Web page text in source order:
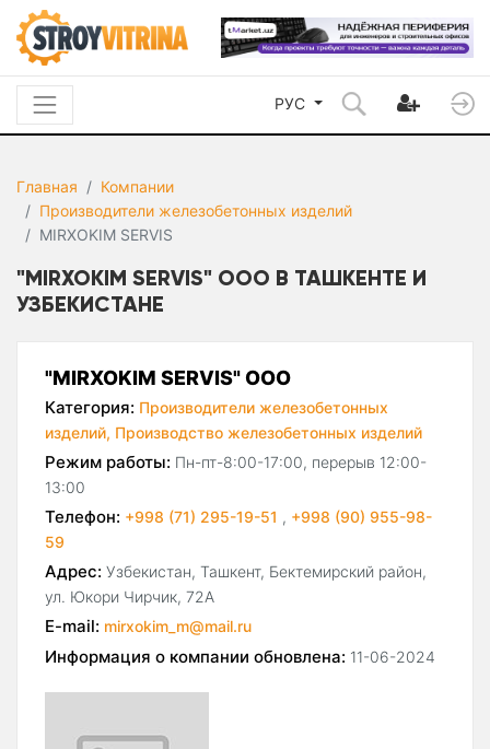
РУС
Главная
Компании
Производители железобетонных изделий
MIRXOKIM SERVIS
"MIRXOKIM SERVIS" ООО В ТАШКЕНТЕ И
УЗБЕКИСТАНЕ
"MIRXOKIM SERVIS" ООО
Категория: Производители железобетонных
изделий, Производство железобетонных изделий
Режим работы: Пн-пт-8:00-17:00, перерыв 12:00-
13:00
Телефон: +998 (71) 295-19-51 , +998 (90) 955-98-
59
Адрес: Узбекистан, Ташкент, Бектемирский район,
ул. Юкори Чирчик, 72А
E-mail: mirxokim_m@mail.ru
Информация о компании обновлена: 11-06-2024